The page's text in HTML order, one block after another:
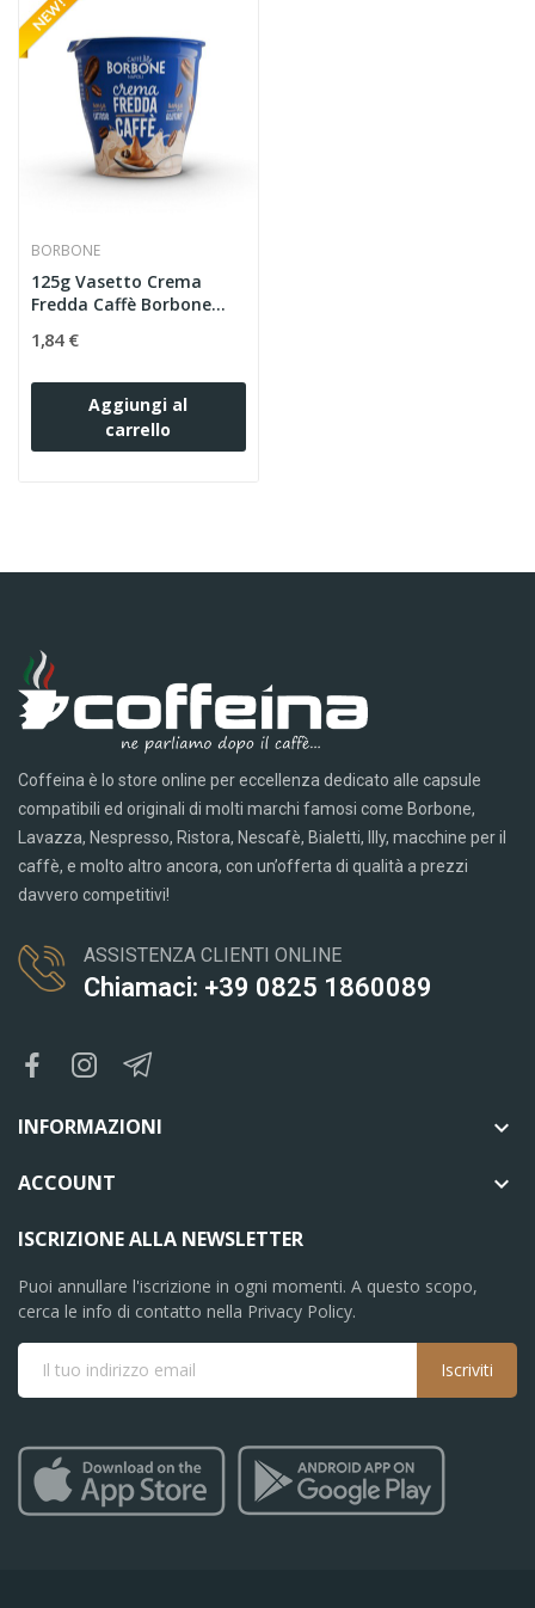
BORBONE
125g Vasetto Crema
Fredda Caffè Borbone...
1,84 €
Aggiungi al
carrello
Coffeina è lo store online per eccellenza dedicato alle capsule
compatibili ed originali di molti marchi famosi come Borbone,
Lavazza, Nespresso, Ristora, Nescafè, Bialetti, Illy, macchine per il
caffè, e molto altro ancora, con un’offerta di qualità a prezzi
davvero competitivi!
ASSISTENZA CLIENTI ONLINE
Chiamaci: +39 0825 1860089
INFORMAZIONI 
ACCOUNT 
ISCRIZIONE ALLA NEWSLETTER
Puoi annullare l'iscrizione in ogni momenti. A questo scopo,
cerca le info di contatto nella Privacy Policy.
Iscriviti